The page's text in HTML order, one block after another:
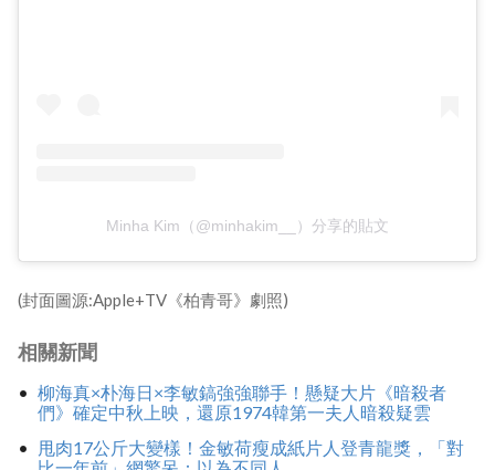
Minha Kim（@minhakim__）分享的貼文
(封面圖源:Apple+TV《柏青哥》劇照)
相關新聞
柳海真×朴海日×李敏鎬強強聯手！懸疑大片《暗殺者
們》確定中秋上映，還原1974韓第一夫人暗殺疑雲
甩肉17公斤大變樣！金敏荷瘦成紙片人登青龍獎，「對